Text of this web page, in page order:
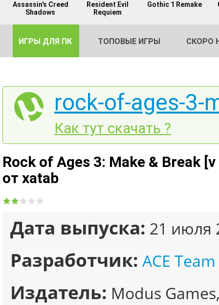
Assassin's Creed
Shadows
Resident Evil
Requiem
Gothic 1 Remake
ИГРЫ ДЛЯ ПК ТОПОВЫЕ ИГРЫ СКОРО
rock-of-ages-3-
Как тут скачать ?
Rock of Ages 3: Make & Break
от xatab
Дата выпуска: 21 июля
Разработчик: ACE Team
Издатель: Modus